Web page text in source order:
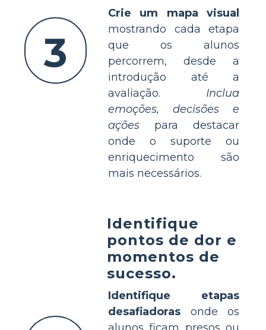
3
Crie um mapa visual
mostrando cada etapa
que os alunos
percorrem, desde a
introdução até a
avaliação. Inclua
emoções, decisões e
ações para destacar
onde o suporte ou
enriquecimento são
mais necessários.
Identifique
pontos de dor e
momentos de
sucesso.
Identifique etapas
desafiadoras onde os